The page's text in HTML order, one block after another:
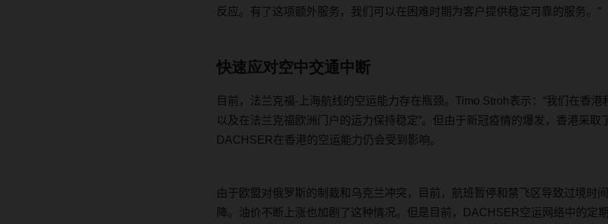
反应。有了这项额外服务，我们可以在困难时期为客户提供稳定可靠的服务。 ”
快速应对空中交通中断
目前 ， 法兰克福- 上海航线的空运能力存在瓶颈。 Timo Stroh表示： “我们在香港
以及在法兰克福欧洲门户的运力保持稳定”。但由于新冠疫情的爆发，香港采取
DACHSER在香港的空运能力仍会受到影响。
由于欧盟对俄罗斯的制裁和乌克兰冲突 ， 目前 ， 航班暂停和禁飞区导致过境时
降。油价不断上涨也加剧了这种情况。但是目前，
DACHSER空运网络中的定